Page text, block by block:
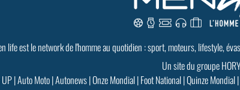
life est le network de l'homme au quotidien : sport, moteurs, lifestyle,
Un site du groupe
UP|Auto Moto|Autonews|Onze Mondial|Foot National|Quinze Mondial|